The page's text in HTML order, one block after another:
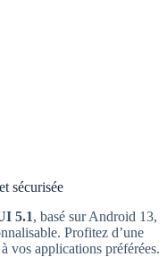
sécurisée
5.1, basé sur Android 13,
Profitez d’une
vos applications préférées.